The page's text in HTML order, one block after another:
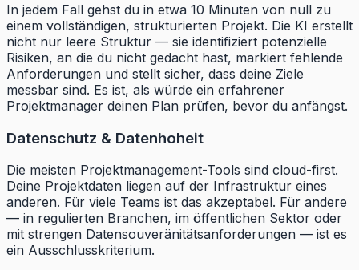
In jedem Fall gehst du in etwa 10 Minuten von null zu
einem vollständigen, strukturierten Projekt. Die KI erstellt
nicht nur leere Struktur — sie identifiziert potenzielle
Risiken, an die du nicht gedacht hast, markiert fehlende
Anforderungen und stellt sicher, dass deine Ziele
messbar sind. Es ist, als würde ein erfahrener
Projektmanager deinen Plan prüfen, bevor du anfängst.
Datenschutz & Datenhoheit
Die meisten Projektmanagement-Tools sind cloud-first.
Deine Projektdaten liegen auf der Infrastruktur eines
anderen. Für viele Teams ist das akzeptabel. Für andere
— in regulierten Branchen, im öffentlichen Sektor oder
mit strengen Datensouveränitätsanforderungen — ist es
ein Ausschlusskriterium.